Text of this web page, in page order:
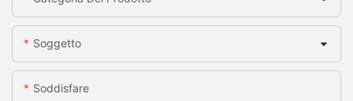
Soggetto
Soddisfare